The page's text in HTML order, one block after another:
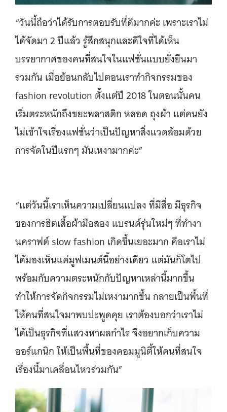
“วันนี้ถือว่าได้รับการตอบรับที่ดีมากค่ะ เพราะเราไม่
ได้จัดมา 2 ปีแล้ว รู้สึกสนุกและดีใจที่ได้เห็น
บรรยากาศของคนที่สนใจในแฟชั่นแบบยั่งยืนมา
รวมกัน เมื่อย้อนกลับไปตอนเราทำกิจกรรมของ
fashion revolution ตั้งแต่ปี 2018 ในตอนนั้นคน
เริ่มตระหนักถึงขยะพลาสติก หลอด ถุงผ้า แต่คนยัง
ไม่เข้าใจเรื่องแฟชั่นว่าเป็นปัญหาสิ่งแวดล้อมด้วย
การจัดในปีแรกๆ มันเหงามากค่ะ”
“แต่วันนี้เราเห็นความเปลี่ยนแปลง ที่มีสื่อ มีธุรกิจ
ของการฮิตเสื้อผ้ามือสอง แบรนด์รุ่นใหม่ๆ ที่ทำงา
นคราฟต์ slow fashion เกิดขึ้นเยอะมาก คือเราไม่
ได้มองเห็นแค่มูฟเมนต์นี้อย่างเดียว แต่มันก็โตไป
พร้อมกับความตระหนักกับปัญหาเหล่านี้มากขึ้น
ทำให้การจัดกิจกรรมไม่เหงามากขึ้น กลายเป็นพื้นที่
ให้คนที่สนใจมาพบปะพูดคุย เราต้องบอกว่าเราไม่
ได้เป็นธุรกิจที่แสวงหาผลกำไร จึงอยากเก็บความ
ออร์แกนิก ให้เป็นพื้นที่ของคอมมูนิตี้ให้คนที่สนใจ
เรื่องนี้มาเคลื่อนไหวร่วมกัน”